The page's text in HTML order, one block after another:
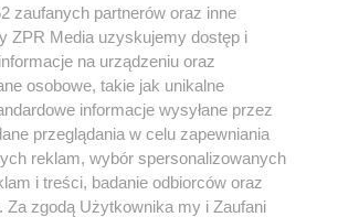
w serwisie nie może być powielany i
dalej rozpowszechniany w jakikolwiek sposób (w
lub mechaniczny) na jakimkolwiek polu
formie, włącznie z umieszczaniem w Internecie
praw. Jakiekolwiek użycie lub
w całości lub w części z naruszeniem prawa, tzn.
zabronione pod groźbą kary i może być ścigane
zaufanych partnerów oraz inne
ZPR Media uzyskujemy dostęp i
na urządzeniu oraz
osobowe, takie jak unikalne
informacje wysyłane przez
przeglądania w celu zapewniania
reklam, wybór spersonalizowanych
i treści, badanie odbiorców oraz
Za zgodą Użytkownika my i Zaufani